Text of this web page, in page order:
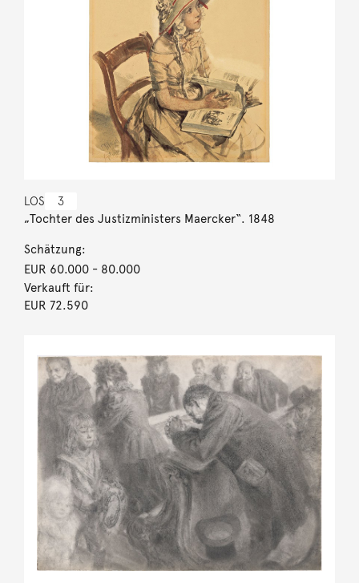
LOS 3
„Tochter des Justizministers Maercker“. 1848
Schätzung:
EUR 60.000- 80.000
Verkauft für:
EUR 72.590